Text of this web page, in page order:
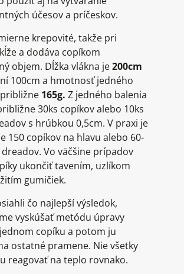
účesov a príčeskov.
krepovité, takže pri
a dodáva copíkom
objem. Dĺžka vlákna je200cm
100cm a hmotnosť jedného
165g. Z jedného balenia
30ks copíkov alebo 10ks
s hrúbkou 0,5cm. V praxi je
150 copíkov na hlavu alebo 60-
Vo väčšine prípadov
ukončiť tavením, uzlíkom
gumičiek.
čo najlepší výsledok,
vyskúšať metódu úpravy
copíku a potom ju
ostatné pramene. Nie všetky
reagovať na teplo rovnako.